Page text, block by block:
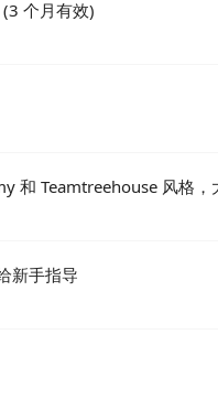
个月有效)
和 Teamtreehouse 风格，
新手指导